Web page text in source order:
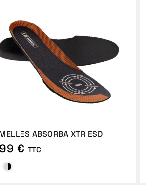
ABSORBA XTR ESD
€ TTC